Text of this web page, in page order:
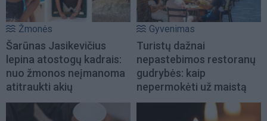
Žmonės
Šarūnas Jasikevičius
lepina atostogų kadrais:
nuo žmonos neįmanoma
atitraukti akių
Gyvenimas
Turistų dažnai
nepastebimos restoranų
gudrybės: kaip
nepermokėti už maistą